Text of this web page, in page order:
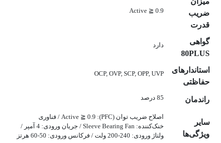
ضریب
قدرت
Active ≧ 0.9
گواهی
80PLUS
دارد
استاندارهای
حفاظتی
OCP, OVP, SCP, OPP, UVP
راندمان 85 درصد
سایر
ویژگی‌ها
اصلاح ضریب توان (PFC): Active ≧ 0.9 / فناوری
خنک‌کننده: Sleeve Bearing Fan / جریان ورودی: 4 آمپر /
ولتاژ ورودی: 240-200 ولت / فرکانس ورودی: 50-60 هرتز